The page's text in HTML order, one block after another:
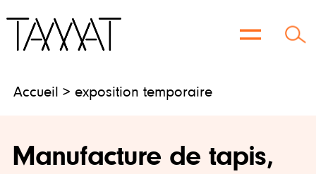
Aller
Accueil > exposition temporaire
Manufacture de tapis,